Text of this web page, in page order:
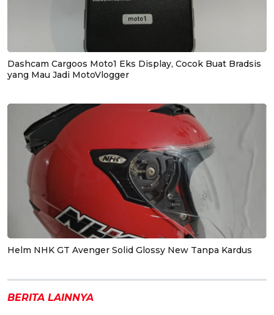
Dashcam Cargoos Moto1 Eks Display, Cocok Buat Bradsis
yang Mau Jadi MotoVlogger
Helm NHK GT Avenger Solid Glossy New Tanpa Kardus
BERITA LAINNYA